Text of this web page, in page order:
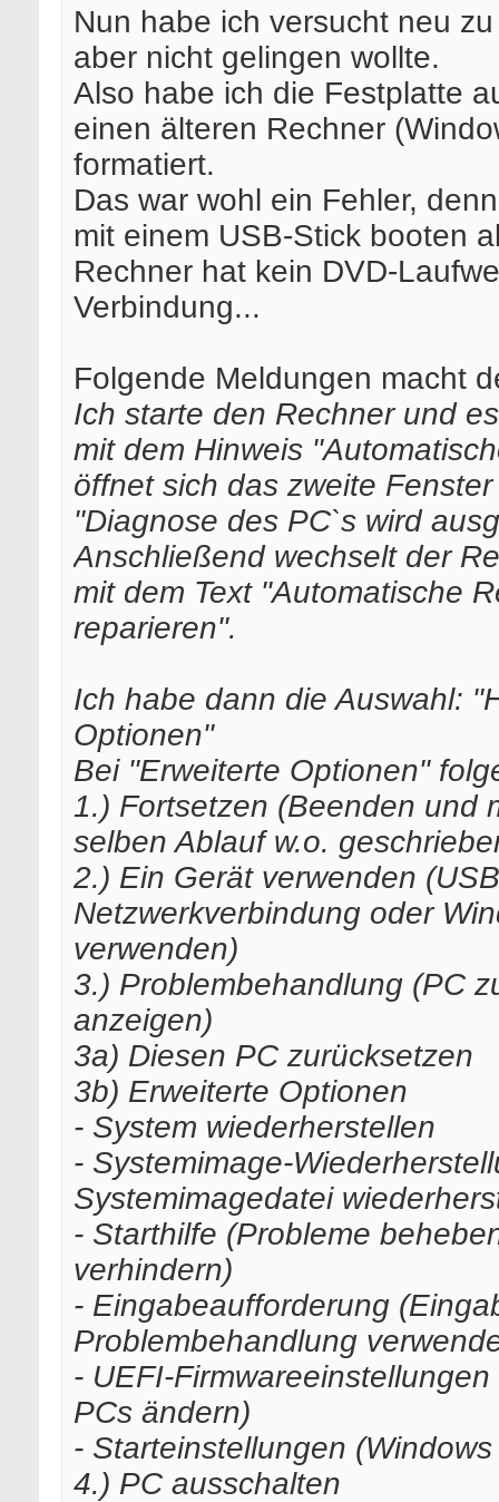
Nun habe ich versucht neu
aber nicht gelingen wollte.
Also habe ich die Festplatte
einen älteren Rechner
formatiert.
Das war wohl ein Fehler,
mit einem USB-Stick booten
Rechner hat kein DVD-
Verbindung...
Folgende Meldungen macht
Ich starte den Rechner und
mit dem Hinweis
öffnet sich das zweite
"Diagnose des PC`s wird
Anschließend wechselt der
mit dem Text "Automatische
reparieren".
Ich habe dann die Auswahl:
Optionen"
Bei "Erweiterte Optionen"
1.) Fortsetzen (Beenden und
selben Ablauf w.o.
2.) Ein Gerät verwenden
Netzwerkverbindung oder
verwenden)
3.) Problembehandlung (PC
anzeigen)
3a) Diesen PC zurücksetzen
3b) Erweiterte Optionen
- System wiederherstellen
- Systemimage-
Systemimagedatei
- Starthilfe (Probleme
verhindern)
- Eingabeaufforderung
Problembehandlung
- UEFI-
PCs ändern)
- Starteinstellungen
4.) PC ausschalten